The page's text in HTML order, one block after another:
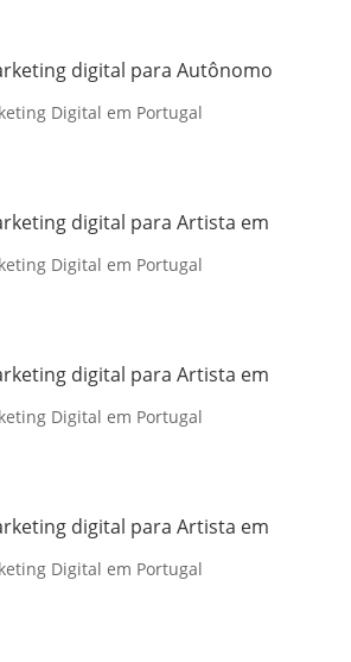
digital para Autônomo
Digital em Portugal
digital para Artista em
Digital em Portugal
digital para Artista em
Digital em Portugal
digital para Artista em
Digital em Portugal